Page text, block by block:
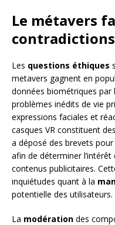
Le métavers
Les questions éthiques
metavers gagnent en
données biométriques
problèmes inédits de vie
expressions faciales et
casques VR constituent
a déposé des brevets
afin de déterminer
contenus publicitaires.
inquiétudes quant à la
potentielle des utilisateurs.
La modération des